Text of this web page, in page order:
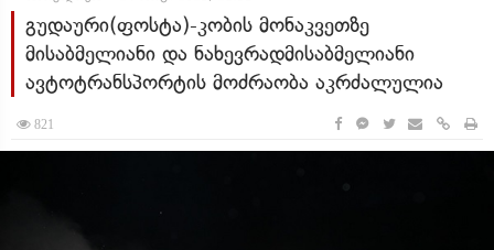
გუდაური(ფოსტა)-კობის მონაკვეთზე
მისაბმელიანი და ნახევრადმისაბმელიანი
ავტოტრანსპორტის მოძრაობა აკრძალულია
821